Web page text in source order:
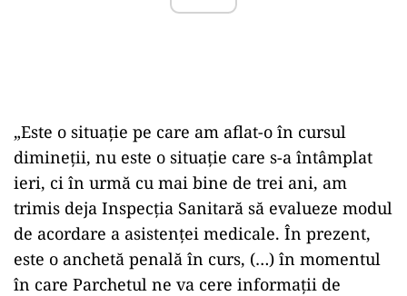
„Este o situaţie pe care am aflat-o în cursul
dimineţii, nu este o situaţie care s-a întâmplat
ieri, ci în urmă cu mai bine de trei ani, am
trimis deja Inspecţia Sanitară să evalueze modul
de acordare a asistenţei medicale. În prezent,
este o anchetă penală în curs, (…) în momentul
în care Parchetul ne va cere informaţii de